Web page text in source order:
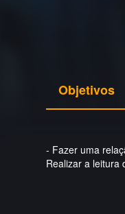
Objetivos
- Fazer uma
Realizar a leitura